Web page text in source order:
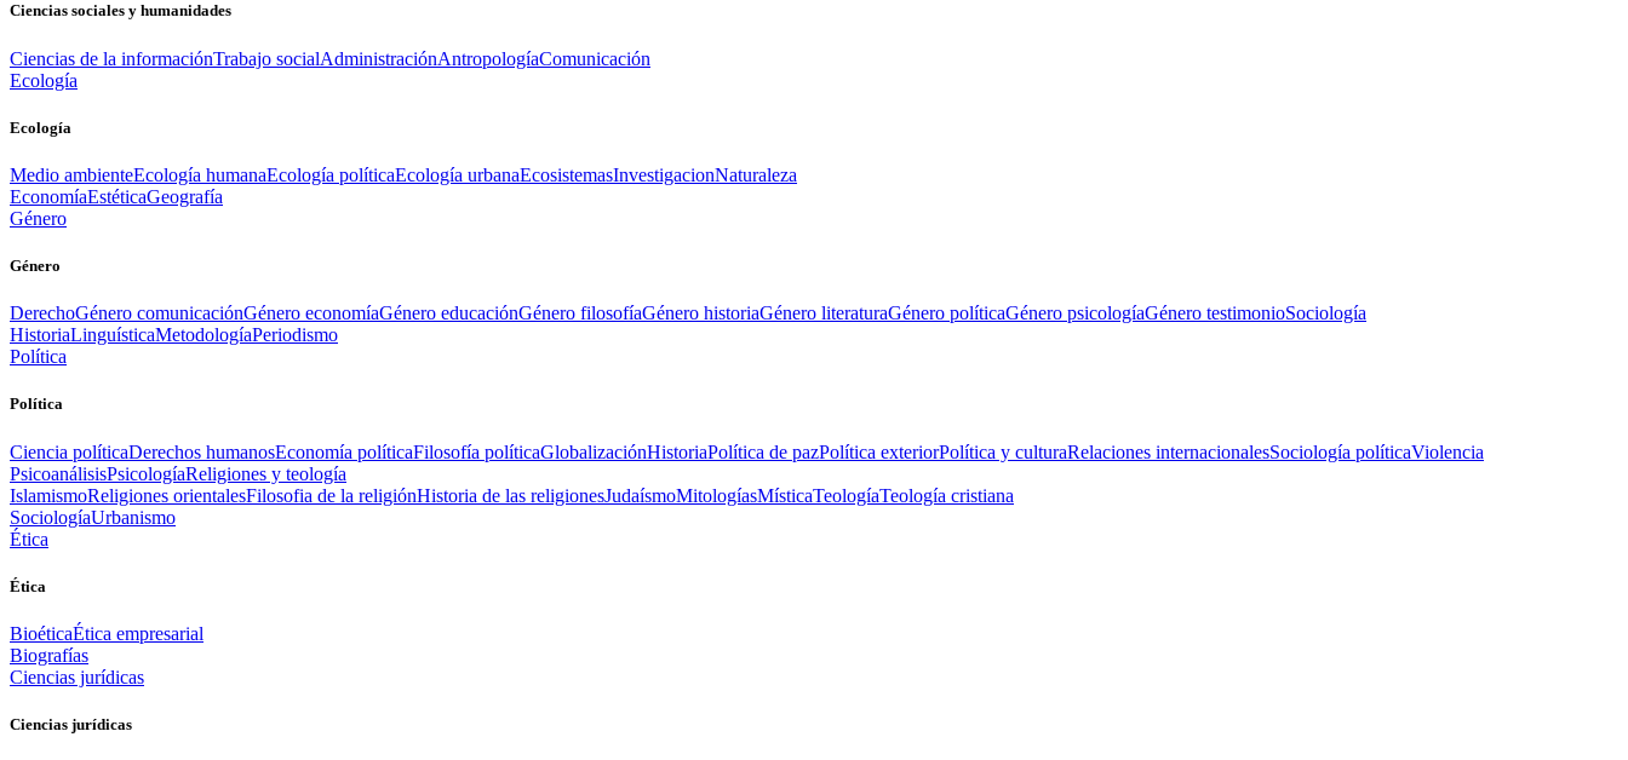
Ciencias sociales y humanidades
Ciencias de la informaciónTrabajo socialAdministraciónAntropologíaComunicación
Ecología
Ecología
Medio ambienteEcología humanaEcología políticaEcología urbanaEcosistemasInvestigacionNaturaleza
EconomíaEstéticaGeografía
Género
Género
DerechoGénero comunicaciónGénero economíaGénero educaciónGénero filosofíaGénero historiaGénero literaturaGénero políticaGénero psicologíaGénero testimonioSociología
HistoriaLinguísticaMetodologíaPeriodismo
Política
Política
Ciencia políticaDerechos humanosEconomía políticaFilosofía políticaGlobalizaciónHistoriaPolítica de pazPolítica exteriorPolítica y culturaRelaciones internacionalesSociología políticaViolencia
PsicoanálisisPsicologíaReligiones y teología
IslamismoReligiones orientalesFilosofia de la religiónHistoria de las religionesJudaísmoMitologíasMísticaTeologíaTeología cristiana
SociologíaUrbanismo
Ética
Ética
BioéticaÉtica empresarial
Biografías
Ciencias jurídicas
Ciencias jurídicas